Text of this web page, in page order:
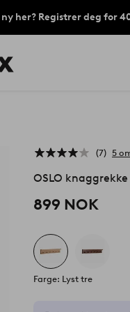
ny her? Registrer deg for
7 5
OSLO
899 NOK
Farge: Lyst tre